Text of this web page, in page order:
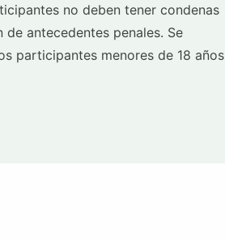
no deben tener condenas
antecedentes penales. Se
participantes menores de 18 años